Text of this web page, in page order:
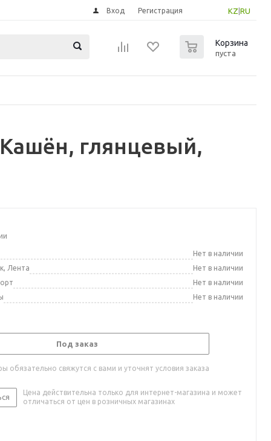
KZ RU
Вход Регистрация
Корзина
пуста
глянцевый,
Нет в наличии
Лента
Нет в наличии
Нет в наличии
Нет в наличии
Под заказ
обязательно свяжутся с вами и уточнят условия заказа
Цена действительна только для интернет-магазина и может
отличаться от цен в розничных магазинах